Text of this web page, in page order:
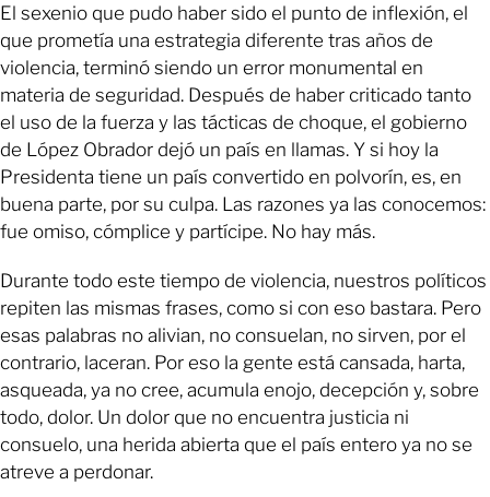
El sexenio que pudo haber sido el punto de inflexión, el
que prometía una estrategia diferente tras años de
violencia, terminó siendo un error monumental en
materia de seguridad. Después de haber criticado tanto
el uso de la fuerza y las tácticas de choque, el gobierno
de López Obrador dejó un país en llamas. Y si hoy la
Presidenta tiene un país convertido en polvorín, es, en
buena parte, por su culpa. Las razones ya las conocemos:
fue omiso, cómplice y partícipe. No hay más.
Durante todo este tiempo de violencia, nuestros políticos
repiten las mismas frases, como si con eso bastara. Pero
esas palabras no alivian, no consuelan, no sirven, por el
contrario, laceran. Por eso la gente está cansada, harta,
asqueada, ya no cree, acumula enojo, decepción y, sobre
todo, dolor. Un dolor que no encuentra justicia ni
consuelo, una herida abierta que el país entero ya no se
atreve a perdonar.